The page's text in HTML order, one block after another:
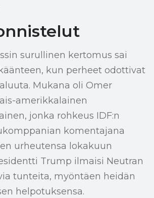
surullinen kertomus sai
kun perheet odottivat
Mukana oli Omer
amerikkalainen
jonka rohkeus IDF:n
komentajana
urheutensa lokakuun
Trump ilmaisi Neutran
tunteita, myöntäen heidän
helpotuksensa.